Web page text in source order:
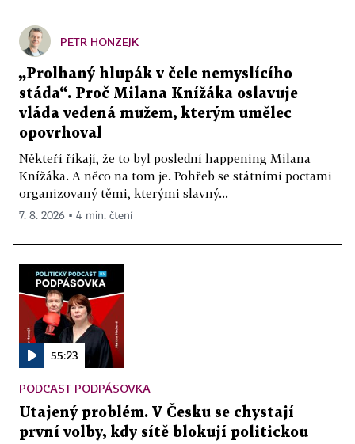
PETR HONZEJK
„Prolhaný hlupák v čele nemyslícího
stáda“. Proč Milana Knížáka oslavuje
vláda vedená mužem, kterým umělec
opovrhoval
Někteří říkají, že to byl poslední happening Milana
Knížáka. A něco na tom je. Pohřeb se státními poctami
organizovaný těmi, kterými slavný...
7. 8. 2026 ▪ 4 min. čtení
55:23
PODCAST PODPÁSOVKA
Utajený problém. V Česku se chystají
první volby, kdy sítě blokují politickou